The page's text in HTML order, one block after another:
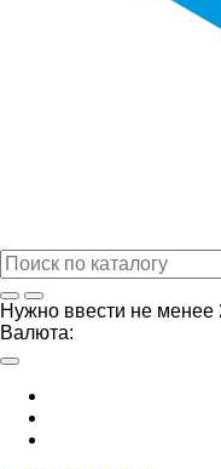
Нужно ввести не менее
Валюта: